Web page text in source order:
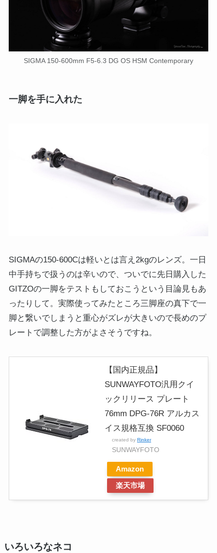
SIGMA 150-600mm F5-6.3 DG OS HSM Contemporary
一脚を手に入れた
SIGMAの150-600Cは軽いとは言え2kgのレンズ。一日
中手持ちで扱うのは辛いので、ついでに先日購入した
GITZOの一脚をテストもしておこうという目論見もあ
ったりして。実際使ってみたところ三脚座の真下で一
脚と繋いでしまうと重心がズレが大きいので長めのプ
レートで調整した方がよさそうですね。
【国内正規品】
SUNWAYFOTO汎用クイ
ックリリース プレート
76mm DPG-76R アルカス
イス規格互換 SF0060
created by Rinker
SUNWAYFOTO
Amazon
楽天市場
いろいろなネコ